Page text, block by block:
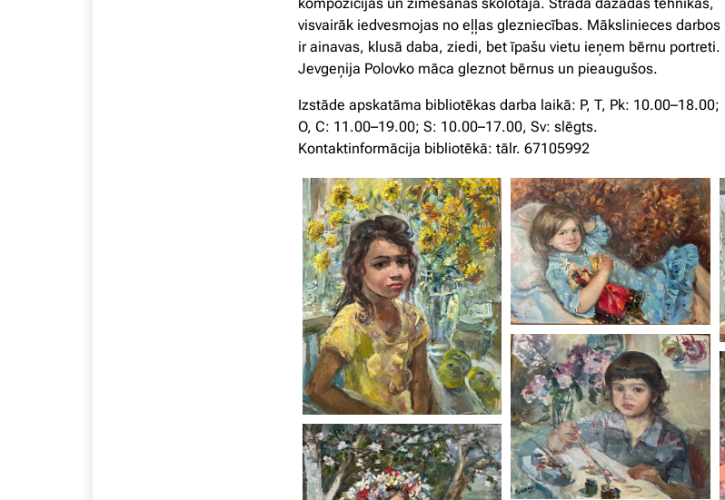
visvairāk iedvesmojas no eļļas glezniecības. Mākslinieces darbos
ir ainavas, klusā daba, ziedi, bet īpašu vietu ieņem bērnu portreti.
Jevgeņija Polovko māca gleznot bērnus un pieaugušos.
Izstāde apskatāma bibliotēkas darba laikā: P, T, Pk: 10.00–18.00;
O, C: 11.00–19.00; S: 10.00–17.00, Sv: slēgts.
Kontaktinformācija bibliotēkā: tālr. 67105992